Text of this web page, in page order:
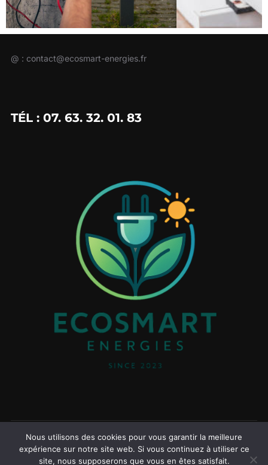
@ : contact@ecosmart-energies.fr
TÉL : 07. 63. 32. 01. 83
Copyright © 2026 EcoSmart Energies
Inspiro ThemeparWPZOOM
Nous utilisons des cookies pour vous garantir la meilleure
expérience sur notre site web. Si vous continuez à utiliser ce
site, nous supposerons que vous en êtes satisfait.